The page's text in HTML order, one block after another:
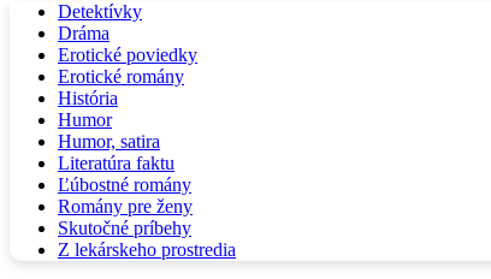
Detektívky
Dráma
Erotické poviedky
Erotické romány
História
Humor
Humor, satira
Literatúra faktu
Ľúbostné romány
Romány pre ženy
Skutočné príbehy
Z lekárskeho prostredia